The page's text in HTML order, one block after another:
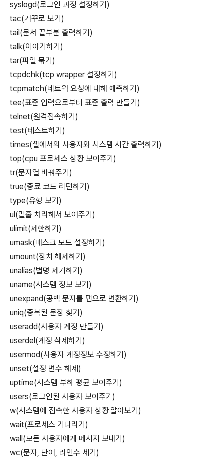
syslogd(로그인 과정 설정하기)
tac(거꾸로 보기)
tail(문서 끝부분 출력하기)
talk(이야기하기)
tar(파일 묶기)
tcpdchk(tcp wrapper 설정하기)
tcpmatch(네트웍 요청에 대해 예측하기)
tee(표준 입력으로부터 표준 출력 만들기)
telnet(원격접속하기)
test(테스트하기)
times(셸에서의 사용자와 시스템 시간 출력하기)
top(cpu 프로세스 상황 보여주기)
tr(문자열 바꿔주기)
true(종료 코드 리턴하기)
type(유형 보기)
ul(밑줄 처리해서 보여주기)
ulimit(제한하기)
umask(매스크 모드 설정하기)
umount(장치 해제하기)
unalias(별명 제거하기)
uname(시스템 정보 보기)
unexpand(공백 문자를 탭으로 변환하기)
uniq(중복된 문장 찾기)
useradd(사용자 계정 만들기)
userdel(계정 삭제하기)
usermod(사용자 계정정보 수정하기)
unset(설정 변수 해제)
uptime(시스템 부하 평균 보여주기)
users(로그인된 사용자 보여주기)
w(시스템에 접속한 사용자 상황 알아보기)
wait(프로세스 기다리기)
wall(모든 사용자에게 메시지 보내기)
wc(문자, 단어, 라인수 세기)